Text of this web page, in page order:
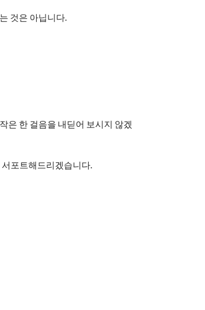
것은 아닙니다.
은 한 걸음을 내딛어 보시지 않겠
포트해드리겠습니다.